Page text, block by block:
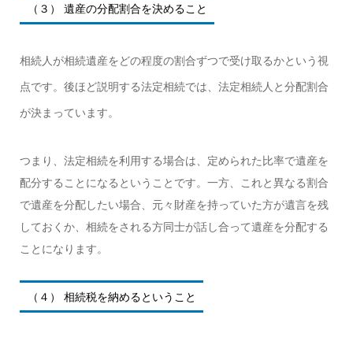
（３） 遺産の分配割合を決めること
相続人が相続遺産をどの程度の割合ずつで受け取るかという視
点です。後ほど説明する法定相続では、法定相続人と分配割合
が決まっています。
つまり、法定相続を利用する場合は、定められた比率で遺産を
配分することになるということです。一方、これと異なる割合
で遺産を分配したい場合、元々財産を持っていた方が遺言を残
しておくか、相続をされる方同士が話し合って遺産を分配する
ことになります。
（４） 相続税を納めるということ